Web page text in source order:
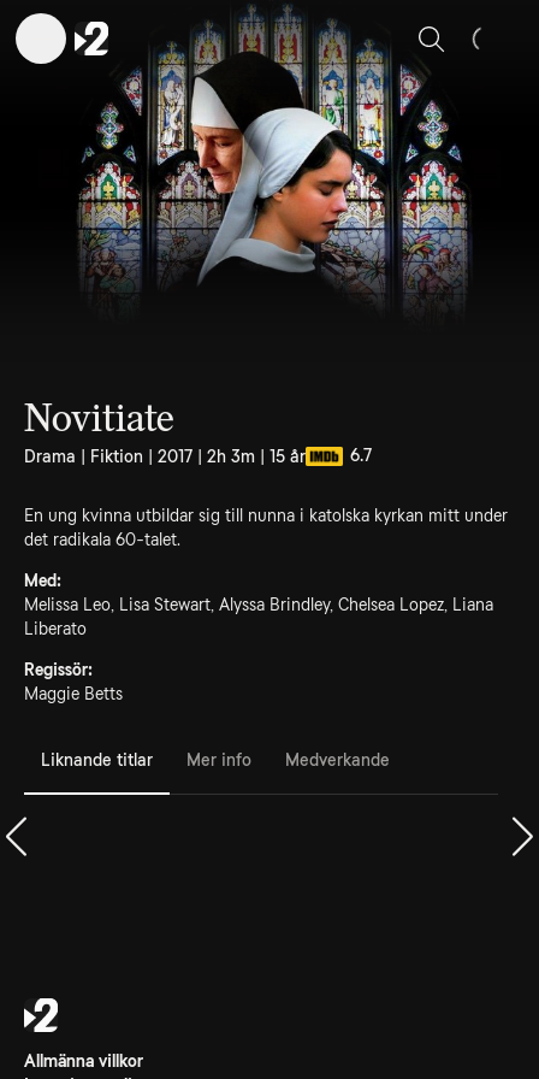
Sök
Novitiate
Drama | Fiktion | 2017 | 2h 3m | 15 år 6.7
En ung kvinna utbildar sig till nunna i katolska kyrkan mitt under
det radikala 60-talet.
Med:
Melissa Leo, Lisa Stewart, Alyssa Brindley, Chelsea Lopez, Liana
Liberato
Regissör:
Maggie Betts
Liknande titlar Mer info Medverkande
Allmänna villkor